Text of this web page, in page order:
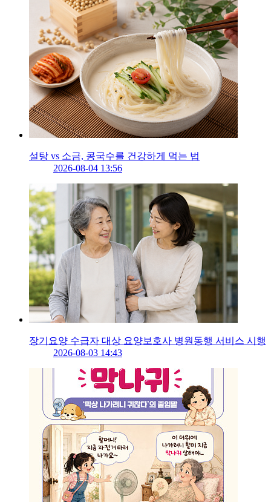
설탕 vs 소금, 콩국수를 건강하게 먹는 법
2026-08-04 13:56
장기요양 수급자 대상 요양보호사 병원동행 서비스 시행
2026-08-03 14:43